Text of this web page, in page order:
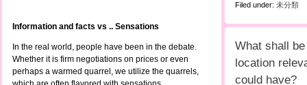
Filed under: 未分類
Information and facts vs .. Sensations
In the real world, people have been in the debate.
Whether it is firm negotiations on prices or even
perhaps a warmed quarrel, we utilize the quarrels,
What shall
location
could have?